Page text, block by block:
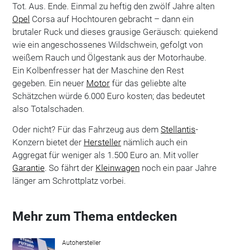
Tot. Aus. Ende. Einmal zu heftig den zwölf Jahre alten
Opel Corsa auf Hochtouren gebracht – dann ein
brutaler Ruck und dieses grausige Geräusch: quiekend
wie ein angeschossenes Wildschwein, gefolgt von
weißem Rauch und Ölgestank aus der Motorhaube.
Ein Kolbenfresser hat der Maschine den Rest
gegeben. Ein neuer Motorfür das geliebte alte
Schätzchen würde 6.000 Euro kosten; das bedeutet
also Totalschaden.
Oder nicht? Für das Fahrzeug aus dem Stellantis-
Konzern bietet der Herstellernämlich auch ein
Aggregat für weniger als 1.500 Euro an. Mit voller
Garantie. So fährt der Kleinwagen noch ein paar Jahre
länger am Schrottplatz vorbei.
Mehr zum Thema entdecken
Autohersteller